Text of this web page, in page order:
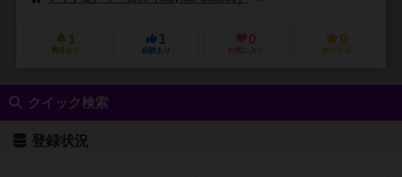
1
興味あり
1
経験あり
0
お気に入り
0
持ってる
クイック検索
登録状況